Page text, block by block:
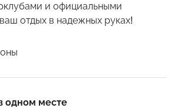
и официальными
отдых в надежных руках!
одном месте